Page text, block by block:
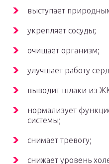
выступает
укрепляет сосуды;
очищает организм;
улучшает работу
выводит шлаки из
нормализует
системы;
снимает тревогу;
снижает уровень